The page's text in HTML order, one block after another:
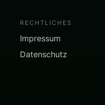
RECHTLICHES
Impressum
Datenschutz